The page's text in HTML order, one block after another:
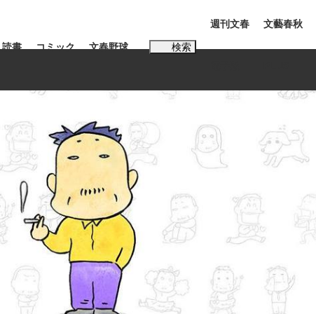
日本代表“敗戦”の真実 選手が明かす...
私のいま
読書 コミック 文春野球 検索
#松田聖子
週刊文春 文藝春秋